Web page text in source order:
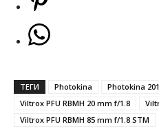
ТЕГИ Photokina Photokina
Viltrox PFU RBMH 20 mm f/1.8
Viltrox PFU RBMH 85 mm f/1.8 STM